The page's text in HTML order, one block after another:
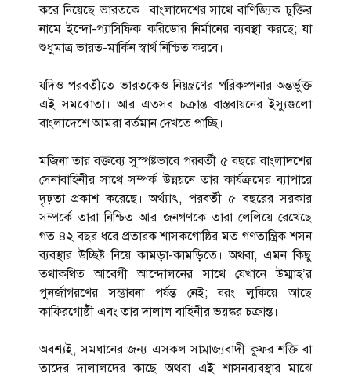
করে নিয়েছে ভারতকে। বাংলাদেশের সাথে বাণিজ্যিক চুক্তির
নামে ইন্দো-প্যাসিফিক করিডোর নির্মানের ব্যবস্থা করছে; যা
শুধুমাত্র ভারত-মার্কিন স্বার্থ নিশ্চিত করবে।
যদিও পরবর্তীতে ভারতকেও নিয়ন্ত্রণের পরিকল্পনার অন্তর্ভুক্ত
এই সমঝোতা। আর এতসব চক্রান্ত বাস্তবায়নের ইস্যুগুলো
বাংলাদেশে আমরা বর্তমান দেখতে পাচ্ছি।
মজিনা তার বক্তব্যে সুস্পষ্টভাবে পরবর্তী ৫ বছরে বাংলাদশের
সেনাবাহিনীর সাথে সম্পর্ক উন্নয়নে তার কার্যক্রমের ব্যাপারে
দৃঢ়তা প্রকাশ করেছে। অর্থ্যাৎ, পরবর্তী ৫ বছরের সরকার
সম্পর্কে তারা নিশ্চিত আর জনগণকে তারা লেলিয়ে রেখেছে
গত ৪২ বছর ধরে প্রতারক শাসকগোষ্ঠির মত গণতান্ত্রিক শসন
ব্যবস্থার উচ্ছিষ্ট নিয়ে কামড়া-কামড়িতে। অথবা, এমন কিছু
তথাকথিত আবেগী আন্দোলনের সাথে যেখানে উম্মাহ’র
পুনর্জাগরণের সম্ভাবনা পর্যন্ত নেই; বরং লুকিয়ে আছে
কাফিরগোষ্ঠী এবং তার দালাল বাহিনীর ভয়ঙ্কর চক্রান্ত।
অবশ্যই, সমধানের জন্য এসকল সাম্রাজ্যবাদী কুফর শক্তি বা
তাদের দালালদের কাছে অথবা এই শাসনব্যবস্থার মাঝে